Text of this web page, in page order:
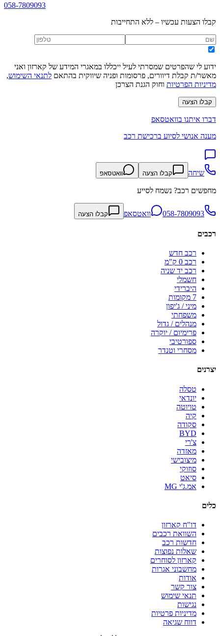
058-7809093
קבלו הצעות עכשיו – ללא התחייבות
ידוע לי שהפרטים שמסרתי לעיל ייכללו במאגרי המידע של קארזון ואני
מאשר/ת קבלת דיוורים, פרסומות ופניה שיווקית בהתאם לתנאי השימוש,
מדיניות הפרטיות וחוק הגנת הצרכן
קבלו הצעה
דברו איתנו בוואטסאפ
מענה אנושי לסיוע ברכישת רכב
שיחה קבלו הצעה וואטסאפ
מחפשים רכב? נשמח לסייע
058-7809093 וואטסאפ קבלו הצעה
רכבים
רכב חדש
רכב 0 ק"מ
רכב יד שניה
חשמלי
היברידי
7 מקומות
מיני / ג'יפון
משפחתי
מנהלים / גדול
פרימיום / יוקרה
ספורטיבי
מסחרי וטנדר
יצרנים
טסלה
יונדאי
טויוטה
קיה
סקודה
BYD
צ'רי
מאזדה
מיצובישי
סוזוקי
סיאט
אמ.ג'י MG
כלים
דו"ח קארזון
השוואת רכבים
חדשות רכב
שאלות נפוצות
קארזון לסוחרים
מחשבוני אגרות
אודות
צור קשר
תנאי שימוש
נגישות
מדיניות פרטיות
דווח שגיאה